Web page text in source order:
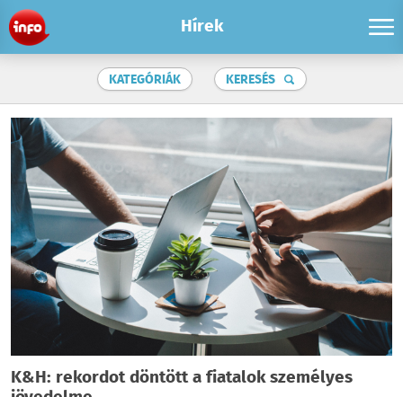
Hírek
KATEGÓRIÁK KERESÉS
K&H: rekordot döntött a fiatalok személyes